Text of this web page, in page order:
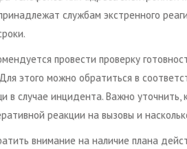
службам экстренного
провести проверку
этого можно обратиться в
в случае инцидента. Важно
реакции на вызовы и
внимание на наличие плана